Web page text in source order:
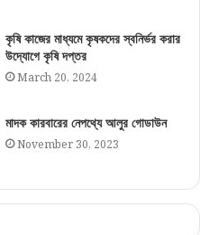
কৃষি কাজের মাধ্যমে কৃষকদের স্বনির্ভর করার
উদ্যোগে কৃষি দপ্তর
March 20, 2024
মাদক কারবারের নেপথ্যে আলুর গোডাউন
November 30, 2023